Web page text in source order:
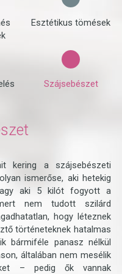
Esztétikus tömések
Szájsebészet
kering a szájsebészeti
ismerőse, aki hetekig
aki 5 kilót fogyott a
nem tudott szilárd
hogy léteznek
történeteknek hatalmas
bármiféle panasz nélkül
általában nem mesélik
– pedig ők vannak